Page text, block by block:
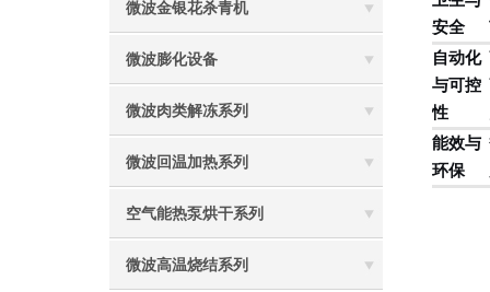
微波金银花杀青机
微波膨化设备
微波肉类解冻系列
微波回温加热系列
空气能热泵烘干系列
微波高温烧结系列
安全
自动化
与可控
性
能效与
环保